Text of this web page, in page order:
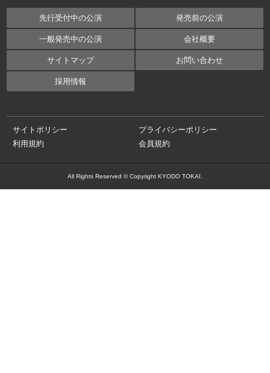
先行受付中の公演 発売前の公演
一般発売中の公演 会社概要
サイトマップ お問い合わせ
採用情報
サイトポリシー
プライバシーポリシー
利用規約
会員規約
All Rights Reserved © Copyright KYODO TOKAI.